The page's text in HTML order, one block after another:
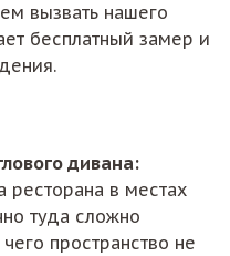
вызвать нашего
бесплатный замер и
дивана:
ресторана в местах
туда сложно
чего пространство не